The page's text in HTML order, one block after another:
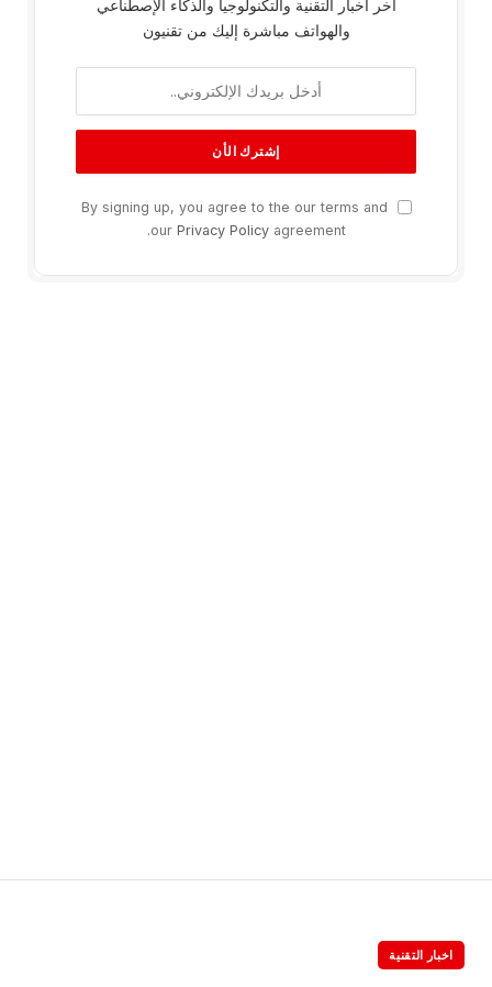
أخر اخبار التقنية والتكنولوجيا والذكاء الإصطناعي
والهواتف مباشرة إليك من تقنيون
By signing up, you agree to the our terms and
our Privacy Policyagreement.
اخبار التقنية